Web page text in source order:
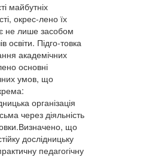
майбутніх
окрес-лено їх
є не лише засобом
освіти. Підго-товка
академічних
основні
умов, що
організація
через діяльність
що
дослідницьку
педагогічну